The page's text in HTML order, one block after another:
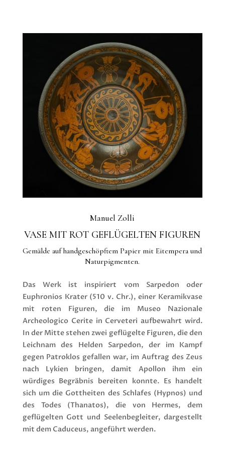
Manuel Zolli
VASE MIT ROT GEFLÜGELTEN FIGUREN
Gemälde auf handgeschöpftem Papier mit Eitempera und
Naturpigmenten.
Das Werk ist inspiriert vom Sarpedon oder
Euphronios Krater (510 v. Chr.), einer Keramikvase
mit roten Figuren, die im Museo Nazionale
Archeologico Cerite in Cerveteri aufbewahrt wird.
In der Mitte stehen zwei geflügelte Figuren, die den
Leichnam des Helden Sarpedon, der im Kampf
gegen Patroklos gefallen war, im Auftrag des Zeus
nach Lykien bringen, damit Apollon ihm ein
würdiges Begräbnis bereiten konnte. Es handelt
sich um die Gottheiten des Schlafes (Hypnos) und
des Todes (Thanatos), die von Hermes, dem
geflügelten Gott und Seelenbegleiter, dargestellt
mit dem Caduceus, angeführt werden.